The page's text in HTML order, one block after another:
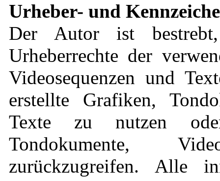
Urheber- und
Der Autor ist
Urheberrechte der
Videosequenzen und
erstellte Grafiken,
Texte zu nutzen
Tondokumente,
zurückzugreifen. Alle